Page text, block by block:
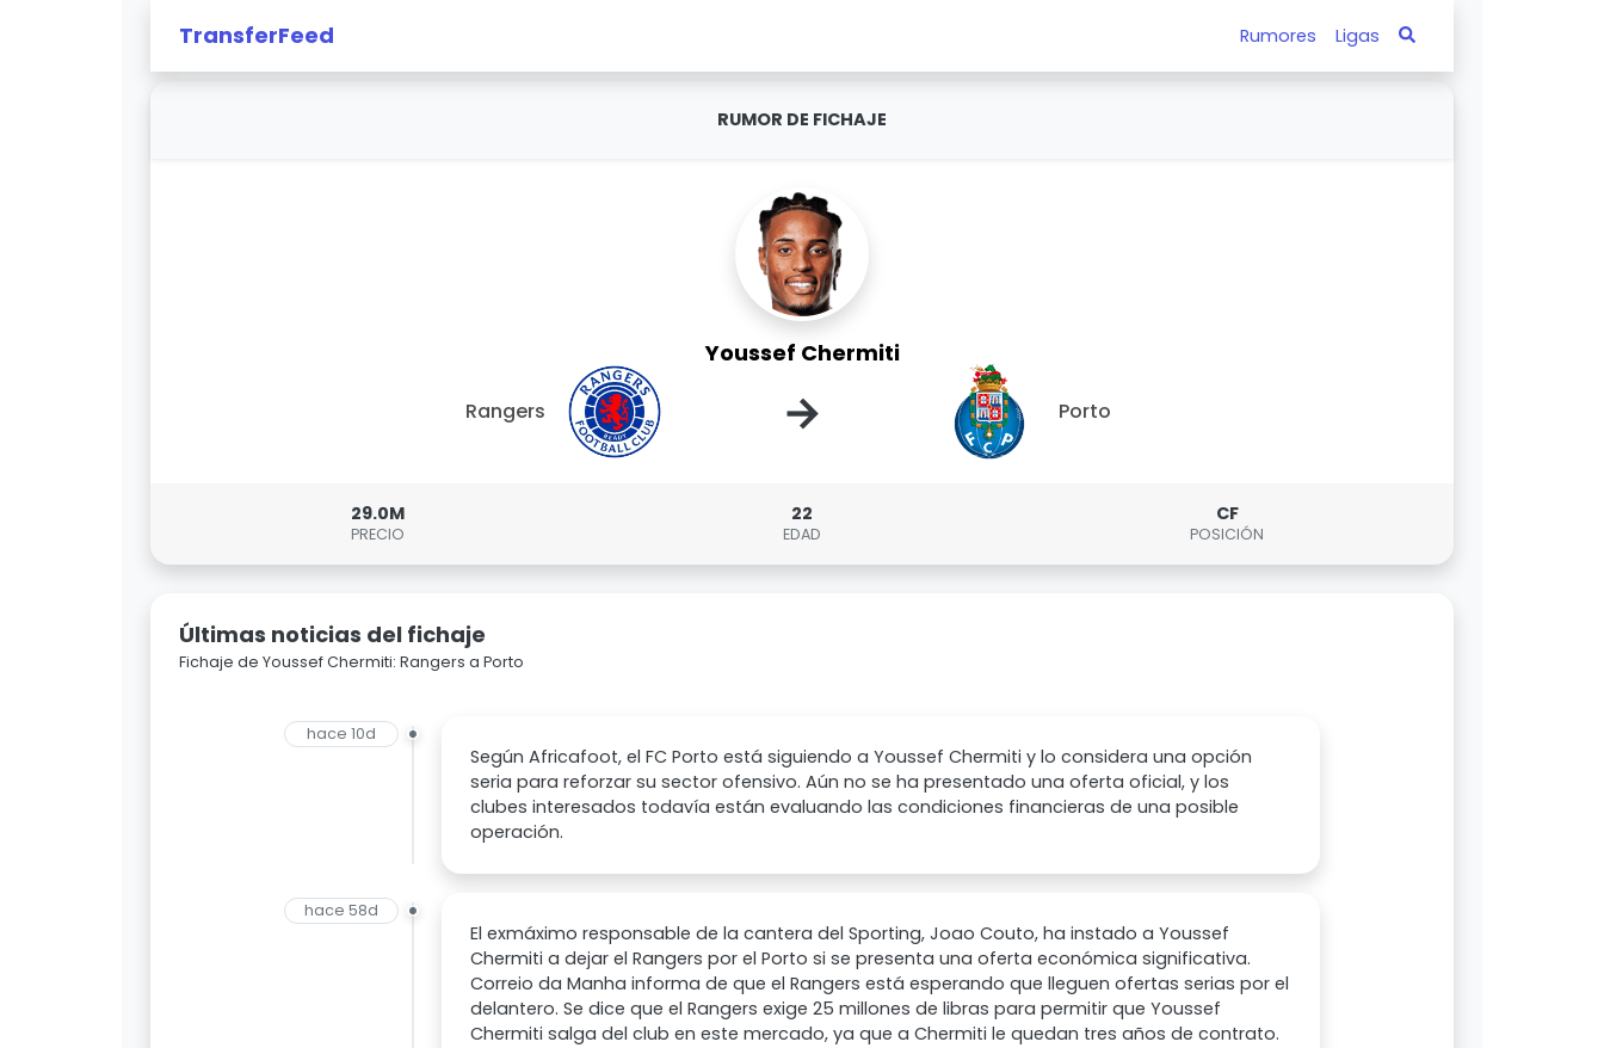
TransferFeed Rumores Ligas
RUMOR DE FICHAJE
Youssef Chermiti
Rangers → Porto
29.0M
PRECIO
22
EDAD
CF
POSICIÓN
Últimas noticias del fichaje
Fichaje de Youssef Chermiti: Rangers a Porto
hace 10d
Según Africafoot, el FC Porto está siguiendo a Youssef Chermiti y lo considera una opción
seria para reforzar su sector ofensivo. Aún no se ha presentado una oferta oficial, y los
clubes interesados todavía están evaluando las condiciones financieras de una posible
operación.
hace 58d
El exmáximo responsable de la cantera del Sporting, Joao Couto, ha instado a Youssef
Chermiti a dejar el Rangers por el Porto si se presenta una oferta económica significativa.
Correio da Manha informa de que el Rangers está esperando que lleguen ofertas serias por el
delantero. Se dice que el Rangers exige 25 millones de libras para permitir que Youssef
Chermiti salga del club en este mercado, ya que a Chermiti le quedan tres años de contrato.